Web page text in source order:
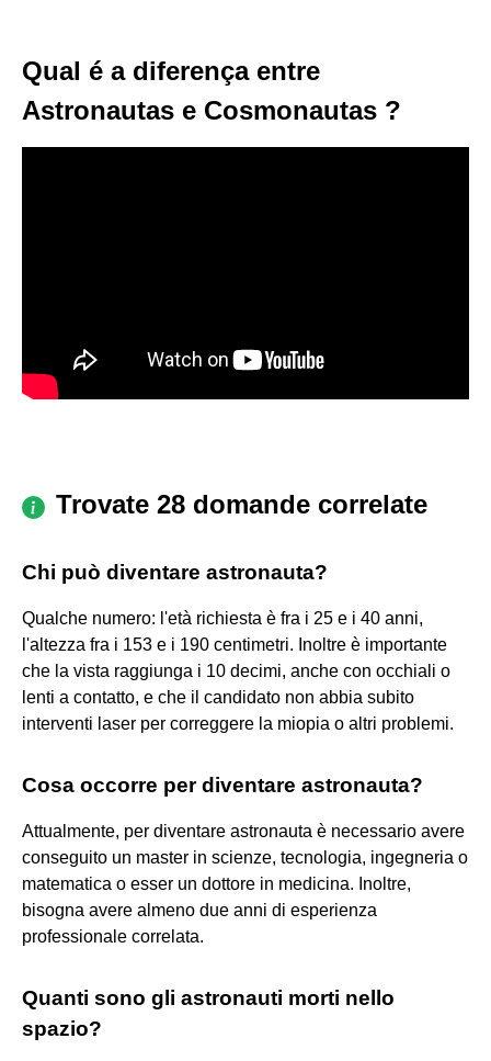
Qual é a diferença entre
Astronautas e Cosmonautas ?
Trovate 28 domande correlate
Chi può diventare astronauta?
Qualche numero: l'età richiesta è fra i 25 e i 40 anni,
l'altezza fra i 153 e i 190 centimetri. Inoltre è importante
che la vista raggiunga i 10 decimi, anche con occhiali o
lenti a contatto, e che il candidato non abbia subito
interventi laser per correggere la miopia o altri problemi.
Cosa occorre per diventare astronauta?
Attualmente, per diventare astronauta è necessario avere
conseguito un master in scienze, tecnologia, ingegneria o
matematica o esser un dottore in medicina. Inoltre,
bisogna avere almeno due anni di esperienza
professionale correlata.
Quanti sono gli astronauti morti nello
spazio?